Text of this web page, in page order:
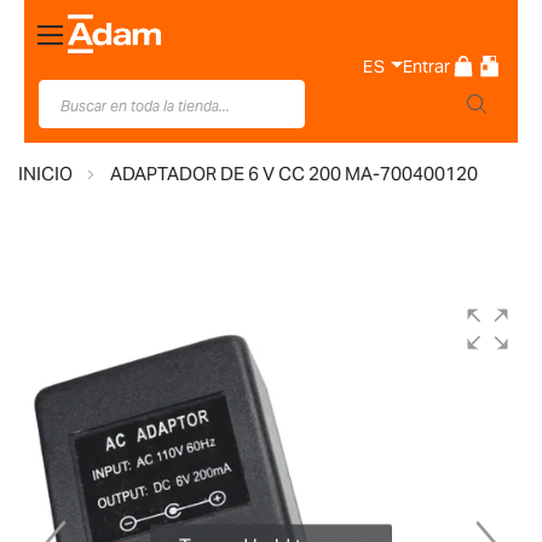
Toggle
Nav
ES Entrar
INICIO ADAPTADOR DE 6 V CC 200 MA-700400120
galería
imágenes